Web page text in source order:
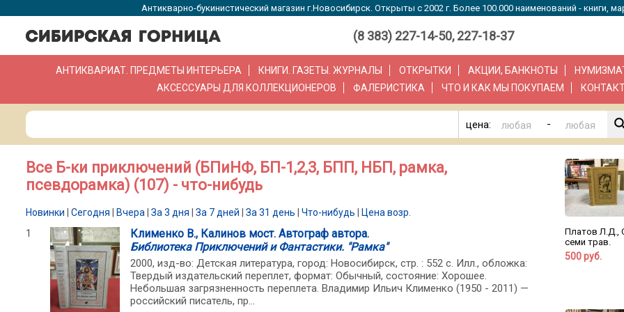
Антикварно-букинистический магазин г.Новосибирск. Открыты с 2002 г. Более 100.000 наименований - книги,
(8 383) 227-14-50, 227-18-37
АНТИКВАРИАТ. ПРЕДМЕТЫ ИНТЕРЬЕРА КНИГИ. ГАЗЕТЫ. ЖУРНАЛЫ ОТКРЫТКИ АКЦИИ, БАНКНОТЫ
АКСЕССУАРЫ ДЛЯ КОЛЛЕКЦИОНЕРОВ
ФАЛЕРИСТИКА ЧТО И КАК МЫ ПОКУПАЕМ
цена: -
Все Б-ки приключений (БПиНФ, БП-1,2,3, БПП, НБП, рамка,
псевдорамка) (107) - что-нибудь
Новинки Сегодня Вчера За 3 дня За 7 дней За 31 день Что-нибудь Цена возр.
1
Клименко В., Калинов мост. Автограф автора.
Библиотека Приключений и Фантастики. "Рамка"
2000, изд-во: Детская литература, город: Новосибирск, стр. : 552 с. Илл., обложка:
Твердый издательский переплет, формат: Обычный, состояние: Хорошее.
Небольшая загрязненность переплета. Владимир Ильич Клименко (1950 - 2011) —
российский писатель, пр...
Платов Л.Д.,
семи трав.
500 руб.